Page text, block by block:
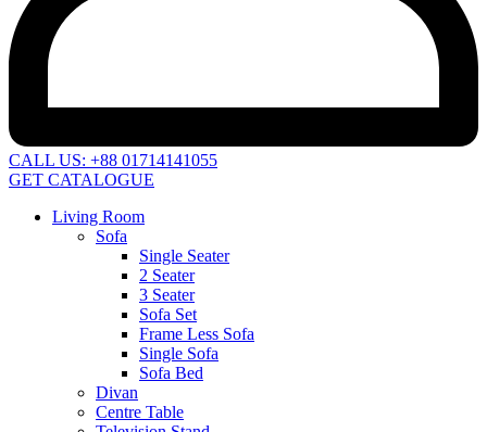
CALL US: +88 01714141055
GET CATALOGUE
Living Room
Sofa
Single Seater
2 Seater
3 Seater
Sofa Set
Frame Less Sofa
Single Sofa
Sofa Bed
Divan
Centre Table